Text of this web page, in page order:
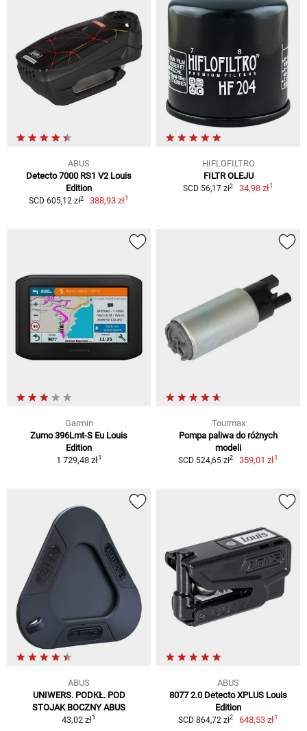
ABUS
Detecto 7000 RS1 V2 Louis
Edition
SCD 605,12 zł2 388,93 zł1
HIFLOFILTRO
FILTR OLEJU
SCD 56,17 zł2 34,98 zł1
Garmin
Zumo 396Lmt-S Eu Louis
Edition
1 729,48 zł1
Tourmax
Pompa paliwa do różnych
modeli
SCD 524,65 zł2 359,01 zł1
ABUS
UNIWERS. PODKŁ. POD
STOJAK BOCZNY ABUS
43,02 zł1
ABUS
8077 2.0 Detecto XPLUS Louis
Edition
SCD 864,72 zł2 648,53 zł1